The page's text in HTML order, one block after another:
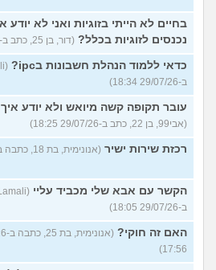
בחיים לא הייתי בזוגיות ואני לא יודע
נכנסים לזוגיות בכלל? (דור, בן 25, כתב ב-29/07/26 18:43)
כדאי ללמוד הנהלת חשבונות בipc?
ב-29/07/26 18:34)
עובר תקופה קשה מיואש ולא יודע
(אבי99, בן 22, כתב ב-29/07/26 18:25)
רכזת שירות ישיר (אנונימית, בת 18, כתבה ב-29/07/26 18:16)
הקשר עם אבא שלי מכביד עליי
ב-29/07/26 18:05)
האם זה חוקי?
17:56)